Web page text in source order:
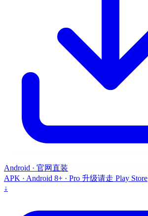
Android · 官网直装
APK · Android 8+ · Pro 升级请走 Play Store
↓